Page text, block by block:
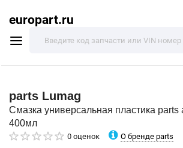
europart.ru
parts Lumag
Смазка универсальная пластика
400мл
0 оценок О бренде parts